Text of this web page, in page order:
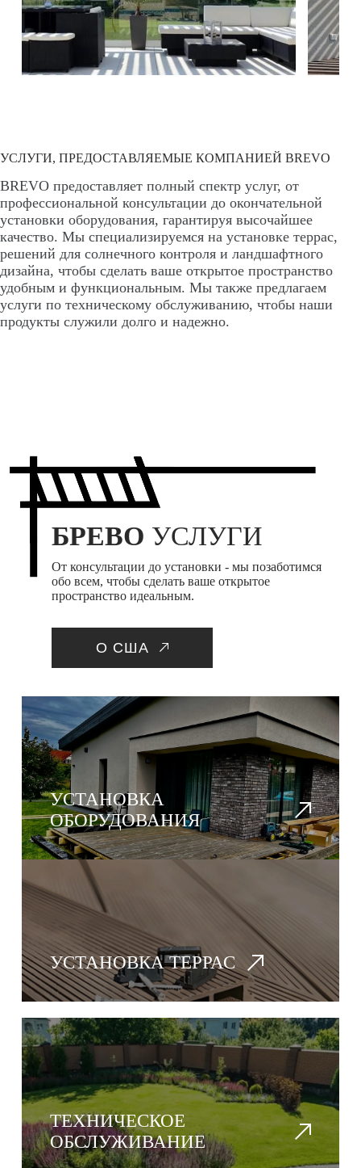
УСЛУГИ, ПРЕДОСТАВЛЯЕМЫЕ КОМПАНИЕЙ BREVO
BREVO предоставляет полный спектр услуг, от
профессиональной консультации до окончательной
установки оборудования, гарантируя высочайшее
качество. Мы специализируемся на установке террас,
решений для солнечного контроля и ландшафтного
дизайна, чтобы сделать ваше открытое пространство
удобным и функциональным. Мы также предлагаем
услуги по техническому обслуживанию, чтобы наши
продукты служили долго и надежно.
БРЕВО УСЛУГИ
От консультации до установки - мы позаботимся
обо всем, чтобы сделать ваше открытое
пространство идеальным.
О США
УСТАНОВКА
ОБОРУДОВАНИЯ
УСТАНОВКА ТЕРРАС
ТЕХНИЧЕСКОЕ
ОБСЛУЖИВАНИЕ